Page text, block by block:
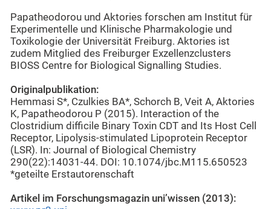
Papatheodorou und Aktories forschen am Institut für
Experimentelle und Klinische Pharmakologie und
Toxikologie der Universität Freiburg. Aktories ist
zudem Mitglied des Freiburger Exzellenzclusters
BIOSS Centre for Biological Signalling Studies.
Originalpublikation:
Hemmasi S*, Czulkies BA*, Schorch B, Veit A, Aktories
K, Papatheodorou P (2015). Interaction of the
Clostridium difficile Binary Toxin CDT and Its Host Cell
Receptor, Lipolysis-stimulated Lipoprotein Receptor
(LSR). In: Journal of Biological Chemistry
290(22):14031-44. DOI: 10.1074/jbc.M115.650523
*geteilte Erstautorenschaft
Artikel im Forschungsmagazin uni’wissen (2013):